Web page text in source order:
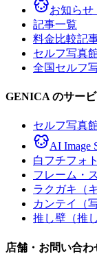
お知らせ
記事一覧
料金比較記
セルフ写真
全国セルフ
GENICA のサー
セルフ写真
AI Image
白フチフォ
フレーム・
ラクガキ（
カンテイ（
推し壁（推
店舗・お問い合わ